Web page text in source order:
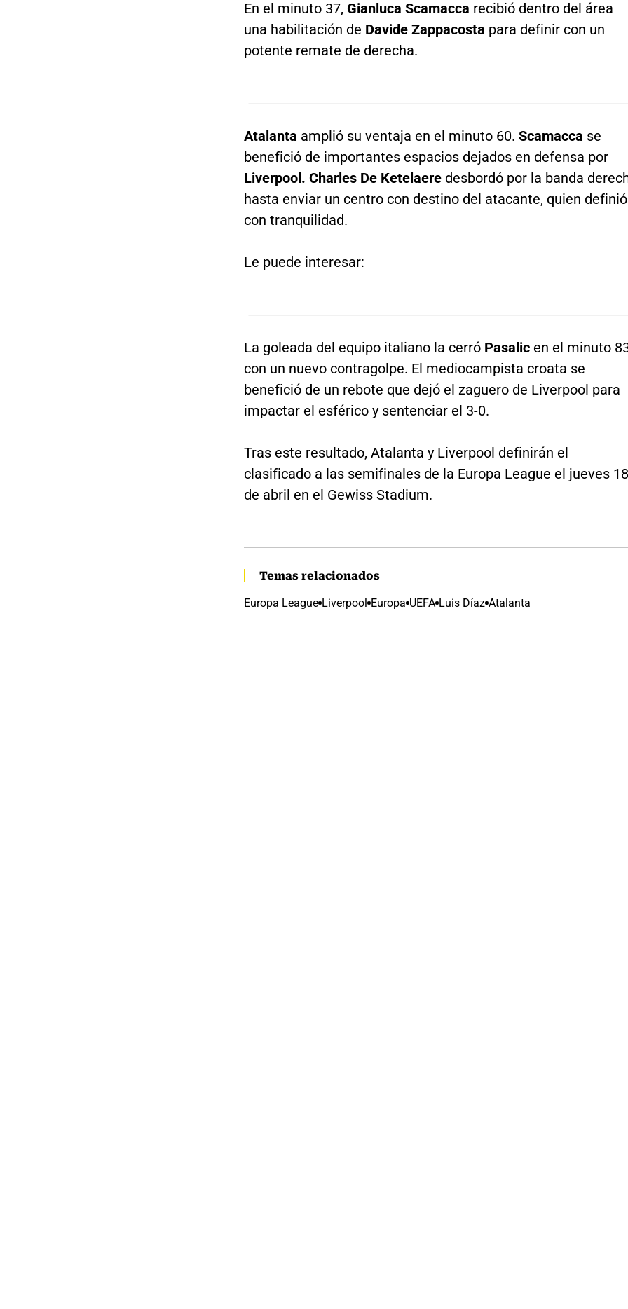
En el minuto 37, Gianluca Scamacca recibió dentro del área
una habilitación de Davide Zappacosta para definir con un
potente remate de derecha.
Atalanta amplió su ventaja en el minuto 60. Scamacca se
benefició de importantes espacios dejados en defensa por
Liverpool. Charles De Ketelaeredesbordó por la banda
hasta enviar un centro con destino del atacante, quien definió
con tranquilidad.
Le puede interesar:
La goleada del equipo italiano la cerró Pasalic en el minuto
con un nuevo contragolpe. El mediocampista croata se
benefició de un rebote que dejó el zaguero de Liverpool para
impactar el esférico y sentenciar el 3-0.
Tras este resultado, Atalanta y Liverpool definirán el
clasificado a las semifinales de la Europa League el jueves 18
de abril en el Gewiss Stadium.
Temas relacionados
Europa League Liverpool Europa UEFA Luis Díaz Atalanta